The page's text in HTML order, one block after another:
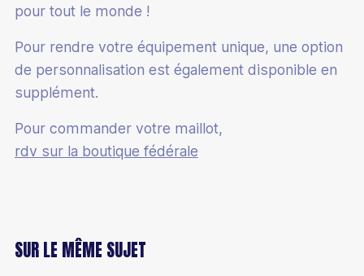
pour tout le monde !
Pour rendre votre équipement unique, une option
de personnalisation est également disponible en
supplément.
Pour commander votre maillot,
rdv sur la boutique fédérale
SUR LE MÊME SUJET